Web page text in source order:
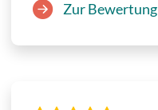
Zur Bewertung